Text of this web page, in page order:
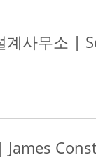
계사무소 |
James